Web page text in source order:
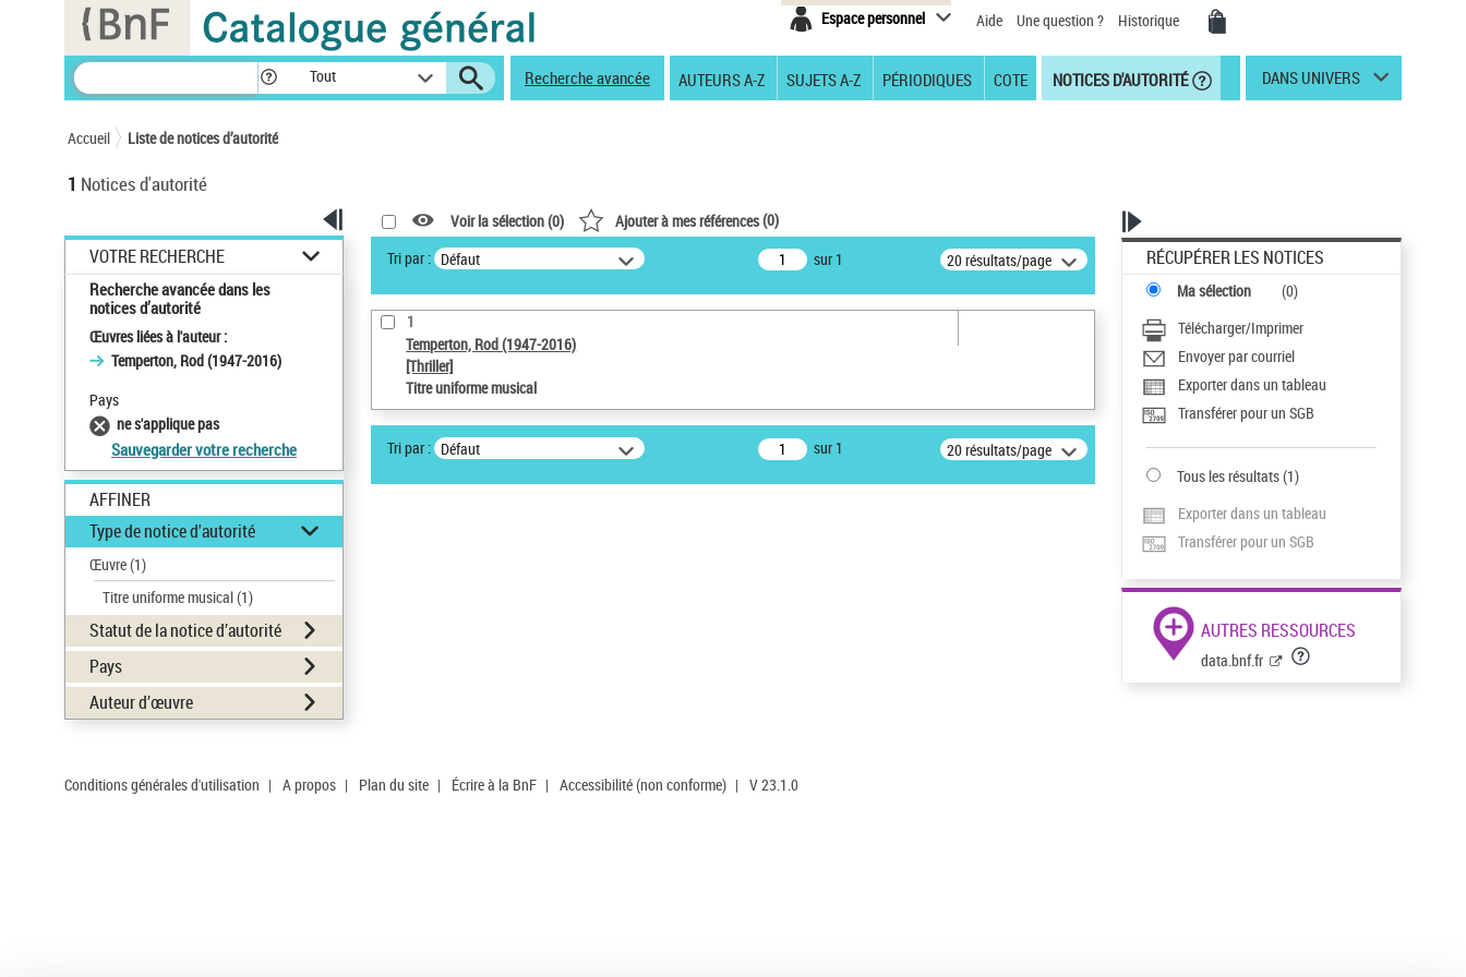
Espace personnel Aide Une question ? Historique
Tout Recherche avancée AUTEURS A-Z SUJETS A-Z PÉRIODIQUES COTE NOTICES D'AUTORITÉ DANS UNIVERS
Accueil Liste de notices d’autorité
1 Notices d'autorité
VOTRE RECHERCHE
Recherche avancée dans les
notices d’autorité
Œuvres liées à l'auteur :
Temperton, Rod (1947-2016)
Pays
ne s'applique pas
Sauvegarder votre recherche
AFFINER
Type de notice d'autorité
Œuvre(1)
Titre uniforme musical(1)
Statut de la notice d’autorité
Pays
Auteur d’œuvre
Voir la sélection (0) Ajouter à mes références(0)
Tri par : Défaut sur 1 20 résultats/page
1
Temperton, Rod (1947-2016)
[Thriller]
Titre uniforme musical
Tri par : Défaut sur 1 20 résultats/page
RÉCUPÉRER LES NOTICES
Ma sélection (0)
Télécharger/Imprimer
Envoyer par courriel
Exporter dans un tableau
Transférer pour un SGB
Tous les résultats(1)
Exporter dans un tableau
Transférer pour un SGB
AUTRES RESSOURCES
data.bnf.fr
Conditions générales d'utilisation | A propos | Plan du site | Écrire à la BnF | Accessibilité (non conforme) | V 23.1.0
Panneau de gestion des cookies